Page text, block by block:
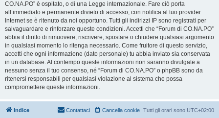
CO.NA.PO” è ospitato, o di una Legge internazionale. Fare ciò porta
all’immediato e permanente divieto di accesso, con notifica al tuo provider
Internet se è ritenuto da noi opportuno. Tutti gli indirizzi IP sono registrati per
salvaguardare e rinforzare queste condizioni. Accetti che “Forum di CO.NA.PO”
abbia il diritto di rimuovere, riscrivere, spostare o chiudere qualsiasi argomento
in qualsiasi momento lo ritenga necessario. Come fruitore di questo servizio,
accetti che ogni informazione (dato personale) tu abbia inviato sia conservata
in un database. Al contempo queste informazioni non saranno divulgate a
nessuno senza il tuo consenso, né “Forum di CO.NA.PO” o phpBB sono da
ritenersi responsabili per qualsiasi violazione al sistema che possa
compromettere queste informazioni.
Indice Tutti gli orari sono UTC+02:00
Cancella cookie
Contattaci